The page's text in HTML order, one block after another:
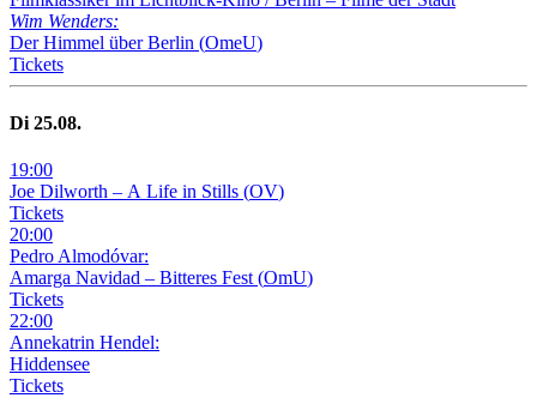
Wim Wenders:
Der Himmel über Berlin (OmeU)
Tickets
Di 25.08.
19:00
Joe Dilworth – A Life in Stills (OV)
Tickets
20:00
Pedro Almodóvar:
Amarga Navidad – Bitteres Fest (OmU)
Tickets
22:00
Annekatrin Hendel:
Hiddensee
Tickets